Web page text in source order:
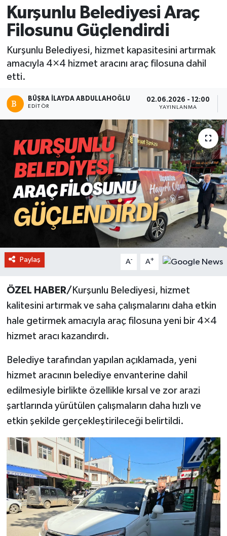
Kurşunlu Belediyesi Araç
Filosunu Güçlendirdi
Kurşunlu Belediyesi, hizmet kapasitesini artırmak
amacıyla 4×4 hizmet aracını araç filosuna dahil
etti.
BÜŞRA İLAYDA ABDULLAHOĞLU
EDITÖR
02.06.2026 - 12:00
YAYINLANMA
Paylaş A- A+
ÖZEL HABER/ Kurşunlu Belediyesi, hizmet
kalitesini artırmak ve saha çalışmalarını daha etkin
hale getirmek amacıyla araç filosuna yeni bir 4×4
hizmet aracı kazandırdı.
Belediye tarafından yapılan açıklamada, yeni
hizmet aracının belediye envanterine dahil
edilmesiyle birlikte özellikle kırsal ve zor arazi
şartlarında yürütülen çalışmaların daha hızlı ve
etkin şekilde gerçekleştirileceği belirtildi.